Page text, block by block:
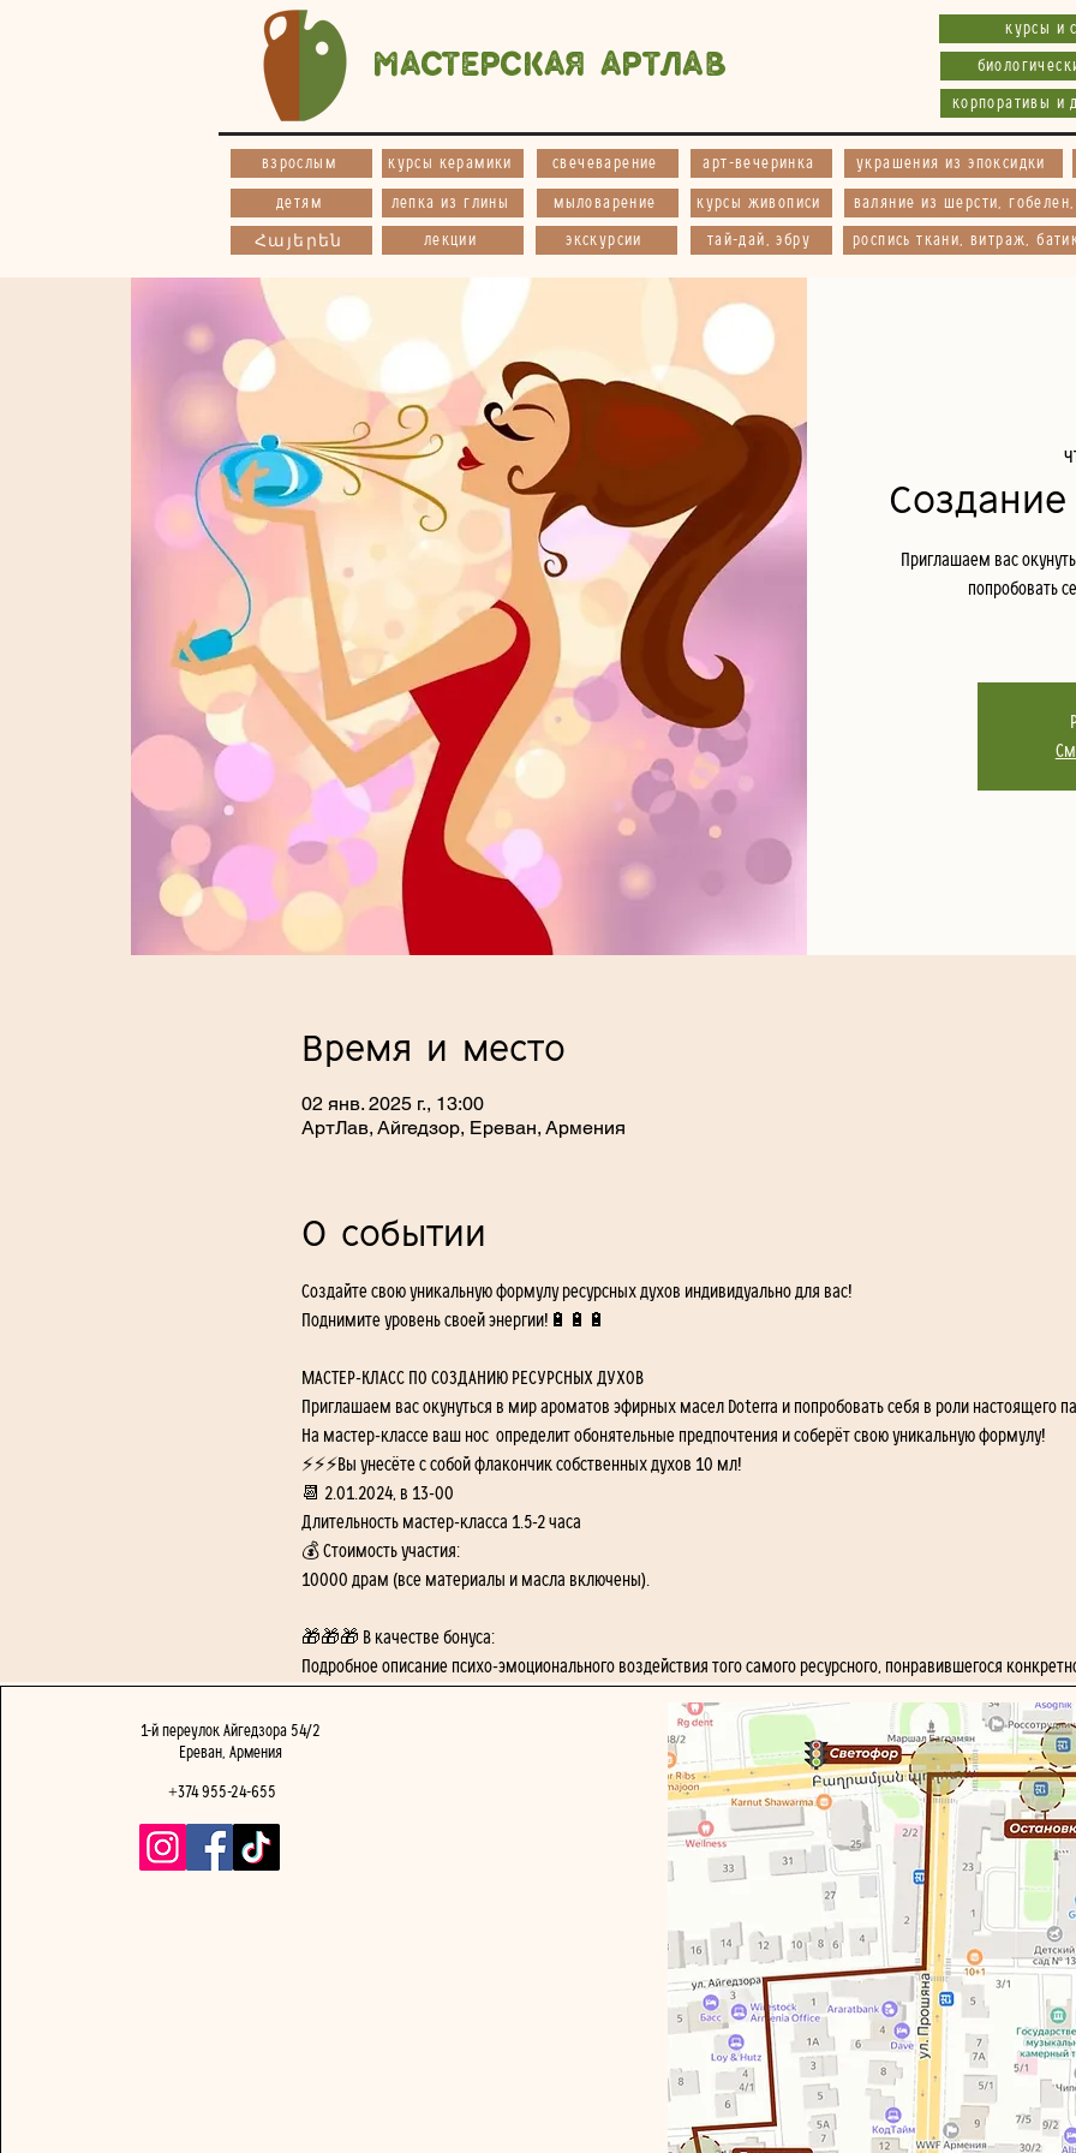
Мастерская АртЛав
курсы и
корпоративы и
взрослым курсы керамики свечеварение арт-вечеринка украшения из эпоксидки
детям лепка из глины
Հայերեն лекции
мыловарение
экскурсии
курсы живописи
тай-дай, эбру
валяние из шерсти,
роспись ткани, витраж,
Приглашаем вас
попробовать
Время и место
02 янв. 2025 г., 13:00
АртЛав, Айгедзор, Ереван, Армения
О событии
Создайте свою уникальную формулу ресурсных духов индивидуально для вас!
Поднимите уровень своей энергии!🔋🔋🔋
МАСТЕР-КЛАСС ПО СОЗДАНИЮ РЕСУРСНЫХ ДУХОВ
Приглашаем вас окунуться в мир ароматов эфирных масел Doterra и попробовать себя в роли настоящего
На мастер-классе ваш нос  определит обонятельные предпочтения и соберёт свою уникальную формулу!
⚡️⚡️⚡️Вы унесёте с собой флакончик собственных духов 10 мл!
📆 2.01.2024, в 13-00
Длительность мастер-класса 1.5-2 часа
💰 Стоимость участия:
10000 драм (все материалы и масла включены).
🎁🎁🎁 В качестве бонуса:
Подробное описание психо-эмоционального воздействия того самого ресурсного, понравившегося
1-й переулок Айгедзора 54/2
Ереван, Армения
+374 955-24-655